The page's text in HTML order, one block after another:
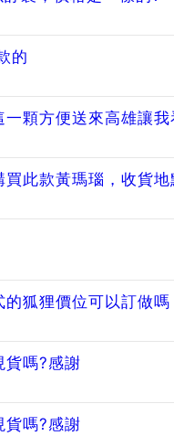
的
顆方便送來高雄讓
此款黃瑪瑙，收貨
的狐狸價位可以訂做
貨嗎?感謝
貨嗎?感謝